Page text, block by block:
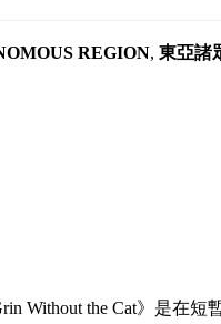
REGION, 東亞諸
Without the Cat》是在